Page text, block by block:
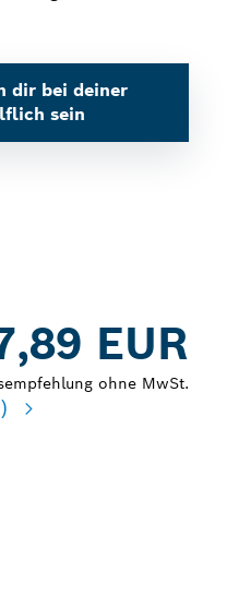
dir bei deiner
sein
EUR
ohne MwSt.